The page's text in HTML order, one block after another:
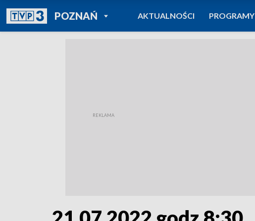
POZNAŃPOWRÓT DO
TVP REGIONY
AKTUALNOŚCI PROGRAMY